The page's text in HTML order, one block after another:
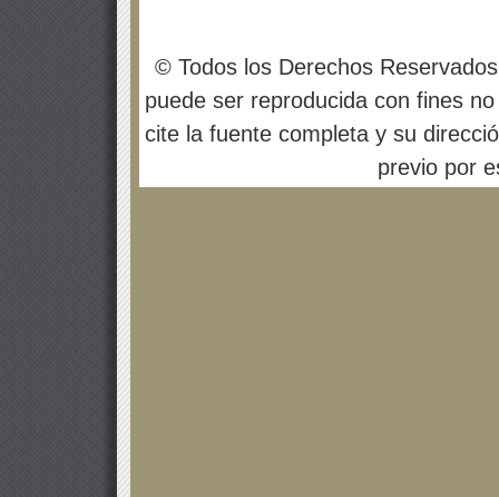
© Todos los Derechos
puede ser reproducida con fines
cite la fuente completa y su
previo por